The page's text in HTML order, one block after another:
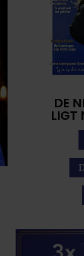
DE
LIGT